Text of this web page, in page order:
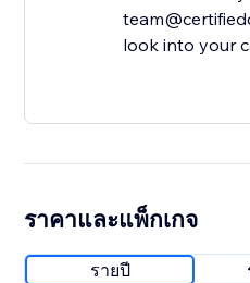
look into your
ราคาและแพ็กเกจ
รายปี